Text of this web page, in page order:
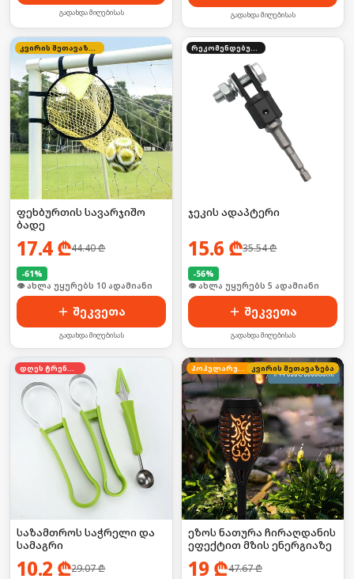
გადახდა მიღებისას გადახდა მიღებისას
კვირის შეთავაზება
ფეხბურთის სავარჯიშო
ბადე
17.4₾44.40₾
-61%
🛒 ბოლო 24სთ-ში იყიდა 12-მა
შეკვეთა
გადახდა მიღებისას
რეკომენდებული
ჯეკის ადაპტერი
15.6 ₾35.54₾
-56%
🛒 ბოლო 24სთ-ში იყიდა 5-მა
შეკვეთა
გადახდა მიღებისას
დღეს ტრენდში
საზამთროს საჭრელი და
სამაგრი
10.2 ₾29.07₾
პოპულარული კვირის შეთავაზება
ეზოს ნათურა ჩირაღდანის
ეფექტით მზის ენერგიაზე
19 ₾47.67₾